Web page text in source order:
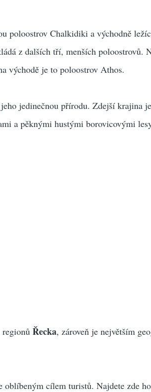
poloostrov Chalkidiki a východně
z dalších tří, menších poloostrovů.
východě je to poloostrov Athos.
jedinečnou přírodu. Zdejší krajina
a pěknými hustými borovicovými
regionůŘecka, zároveň je největším
cílem turistů. Najdete zde